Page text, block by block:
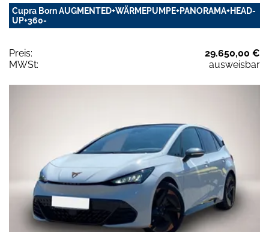
Cupra Born AUGMENTED+WÄRMEPUMPE+PANORAMA+HEAD-
UP+360-
Preis:
29.650,00 €
MWSt:
ausweisbar